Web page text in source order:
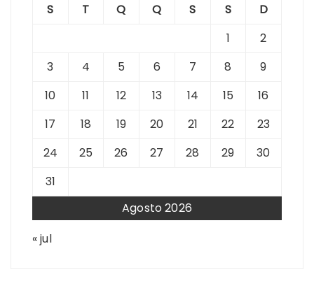
Agosto 2026
S T Q Q S S
D
1
2
3
4 5 6 7 8
9
10
11 12 13 14 15
16
17
18 19 20 21 22
23
24
25 26 27 28 29
30
31
« jul